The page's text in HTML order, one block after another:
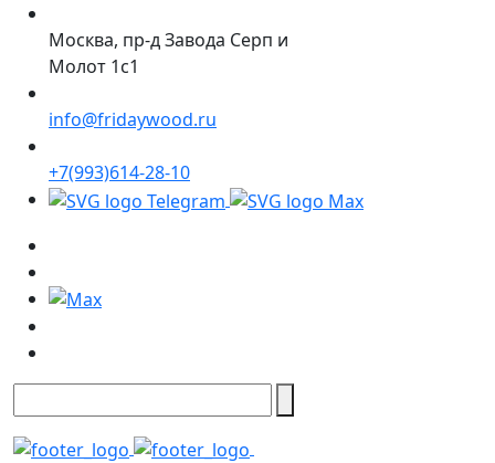
Москва, пр-д Завода Серп и
Молот 1с1
info@fridaywood.ru
+7(993)614-28-10